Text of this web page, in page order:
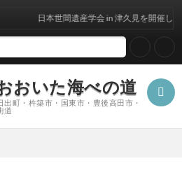
おいた海べの道
町・杵築市・国東市・豊後高田市・
道
日本世間遺産学会 in 津久見を開催しま